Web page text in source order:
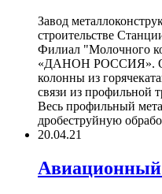
Завод
строительстве
Филиал "Молочного
«ДАНОН РОССИЯ».
колонны из
связи из профильной
Весь профильный
дробеструйную
20.04.21
Авиационный